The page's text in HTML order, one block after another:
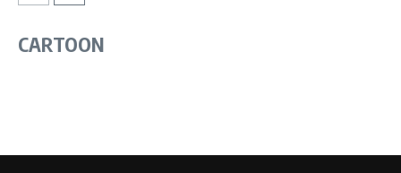
CARTOON